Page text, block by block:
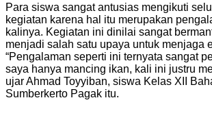
Para siswa sangat antusias mengikuti
kegiatan karena hal itu merupakan
kalinya. Kegiatan ini dinilai sangat
menjadi salah satu upaya untuk menjaga
“Pengalaman seperti ini ternyata sangat
saya hanya mancing ikan, kali ini justru
ujar Ahmad Toyyiban, siswa Kelas XII
Sumberkerto Pagak itu.